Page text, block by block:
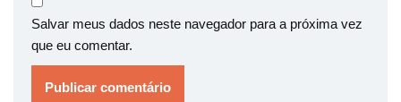
Salvar meus dados neste navegador para a próxima vez
que eu comentar.